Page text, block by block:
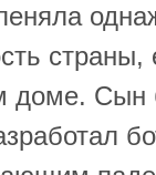
страны,
доме. Сын